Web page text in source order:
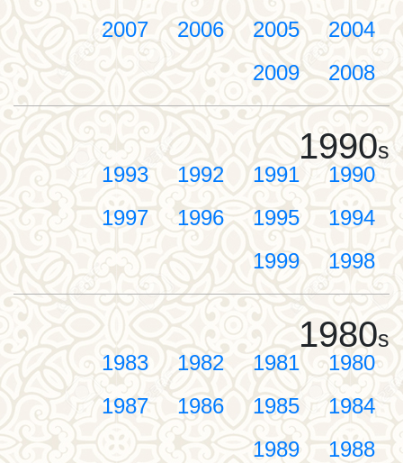
2004
2005
2006
2007
2008
2009
1990s
1990
1991
1992
1993
1994
1995
1996
1997
1998
1999
1980s
1980
1981
1982
1983
1984
1985
1986
1987
1988
1989